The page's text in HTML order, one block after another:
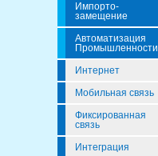
Импорто­
Замещение
Автоматизация
Промышленности
Интернет
Мобильная связь
Фиксированная
связь
Интеграция